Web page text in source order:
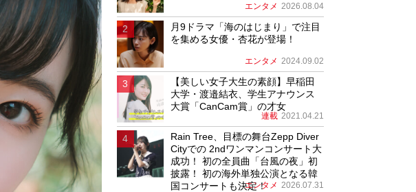
エンタメ 2026.08.04
月9ドラマ「海のはじまり」で注目
を集める女優・杏花が登場！
エンタメ 2024.09.02
【美しい女子大生の素顔】早稲田
大学・渡邉結衣、学生アナウンス
大賞「CanCam賞」の才女
連載 2021.04.21
Rain Tree、目標の舞台Zepp Diver
Cityでの 2ndワンマンコンサート大
成功！ 初の全員曲「台風の夜」初
披露！ 初の海外単独公演となる韓
国コンサートも決定！
エンタメ 2026.07.31